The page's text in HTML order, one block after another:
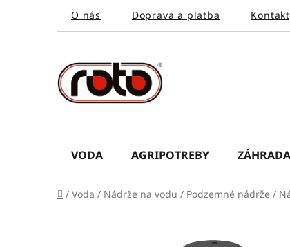
O nás Doprava a platba
VODA AGRIPOTREBY ZÁHRADA
Domov
/ Voda / Nádrže na vodu / Podzemné nádrže /